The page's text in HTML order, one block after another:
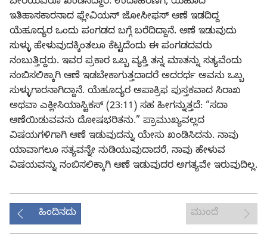
ಇತಿಹಾಸಕಾರನಾದ ಫ್ಲೇವಿಯಸ್‌ ಜೋಸೀಫಸ್‌ ಆಣೆ ಇಡದಿದ್ದ
ಯೆಹೂದ್ಯರ ಒಂದು ಪಂಗಡದ ಬಗ್ಗೆ ಬರೆದಿದ್ದಾನೆ. ಆಣೆ ಇಡುವುದು
ಸುಳ್ಳು ಹೇಳುವುದಕ್ಕಿಂತಲೂ ಕೆಟ್ಟದೆಂದು ಈ ಪಂಗಡದವರು
ನಂಬುತ್ತಿದ್ದರು. ಇವರ ಪ್ರಕಾರ ಒಬ್ಬ ವ್ಯಕ್ತಿ ತನ್ನ ಮಾತನ್ನು ಸತ್ಯವೆಂದು
ನಂಬಿಸಲಿಕ್ಕಾಗಿ ಆಣೆ ಇಡಬೇಕಾಗುತ್ತದಾದರೆ ಅದರರ್ಥ ಅವನು ಒಬ್ಬ
ಸುಳ್ಳುಗಾರನಾಗಿದ್ದಾನೆ. ಯೆಹೂದ್ಯರ ಅಪಾಕ್ರಿಫ ಪುಸ್ತಕವಾದ ಸಿರಾಖ
ಅಥವಾ ಎಕ್ಲೀಸಿಯಾಸ್ಟಿಕಸ್‌ (23:11) ಸಹ ಹೀಗನ್ನುತ್ತದೆ: “ಸದಾ
ಆಣೆಯಿಡುವವನು ದೋಷಭರಿತನು.” ಪ್ರಾಮುಖ್ಯವಲ್ಲದ
ವಿಷಯಗಳಿಗಾಗಿ ಆಣೆ ಇಡುವುದನ್ನು ಯೇಸು ಖಂಡಿಸಿದನು. ನಾವು
ಯಾವಾಗಲೂ ಸತ್ಯವನ್ನೇ ನುಡಿಯುವುದಾದರೆ, ನಾವು ಹೇಳುವ
ವಿಷಯವನ್ನು ನಂಬಿಸಲಿಕ್ಕಾಗಿ ಆಣೆ ಇಡುವುದರ ಅಗತ್ಯವೇ ಇರುವುದಿಲ್ಲ.
ಹಿಂದಿನದು ಮುಂದೆ